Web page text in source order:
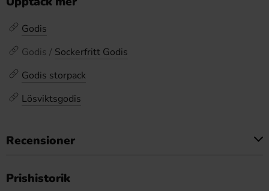
Godis
Godis / Sockerfritt Godis
Godis storpack
Lösviktsgodis
Recensioner
Prishistorik